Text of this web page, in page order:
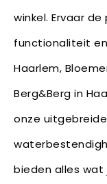
winkel. Ervaar
functionaliteit
Haarlem,
Berg&Berg in
onze
bieden alles